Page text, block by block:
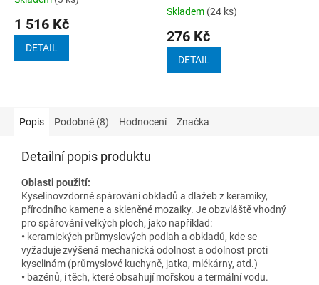
produktu
1 516 Kč
DETAIL
Skladem (24 ks)
276 Kč
DETAIL
Popis Podobné (8) Hodnocení Značka
Detailní popis produktu
Oblasti použití:
Kyselinovzdorné spárování obkladů a dlažeb z keramiky,
přírodního kamene a skleněné mozaiky. Je obzvláště vhodný
pro spárování velkých ploch, jako například:
• keramických průmyslových podlah a obkladů, kde se
vyžaduje zvýšená mechanická odolnost a odolnost proti
kyselinám (průmyslové kuchyně, jatka, mlékárny, atd.)
• bazénů, i těch, které obsahují mořskou a termální vodu.